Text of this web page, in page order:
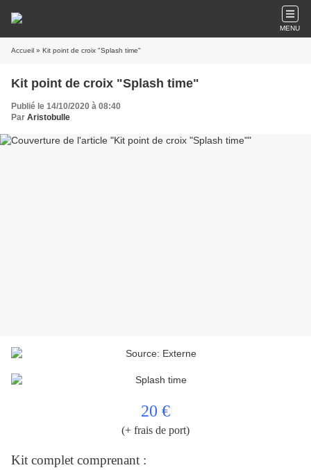
MENU
Accueil » Kit point de croix "Splash time"
Kit point de croix "Splash time"
Publié le 14/10/2020 à 08:40
Par Aristobulle
20 €
(+ frais de port)
Kit complet comprenant :